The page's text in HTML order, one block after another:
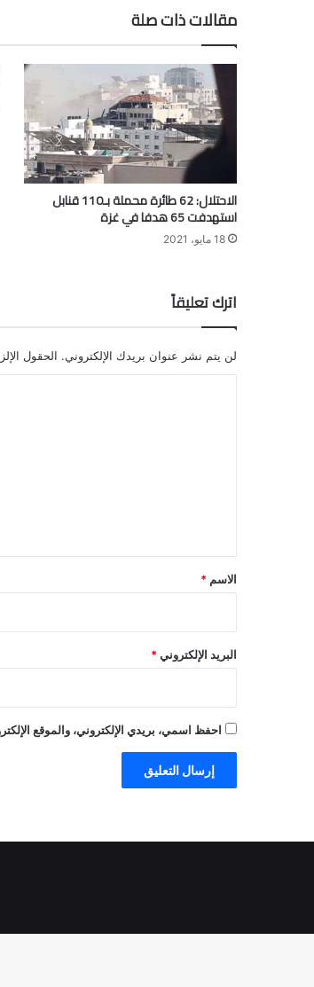
مقالات ذات صلة
الاحتلال: 62 طائرة محملة بـ110 قنابل
استهدفت 65 هدفا في غزة
18 مايو، 2021
اترك تعليقاً
لن يتم نشر عنوان بريدك الإلكتروني. الحقول
*
الاسم *
البريد الإلكتروني *
احفظ اسمي، بريدي الإلكتروني، والموقع